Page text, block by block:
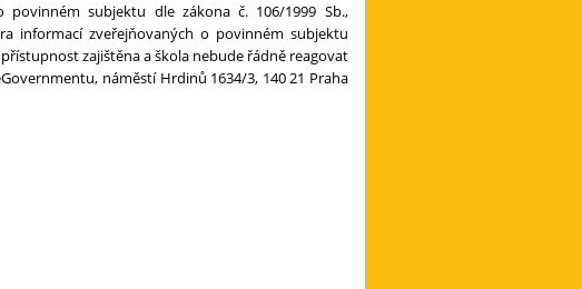
subjektu dle zákona č. 106/1999 Sb.,
informací zveřejňovaných o povinném subjektu
zajištěna a škola nebude řádně reagovat
náměstí Hrdinů 1634/3, 140 21 Praha